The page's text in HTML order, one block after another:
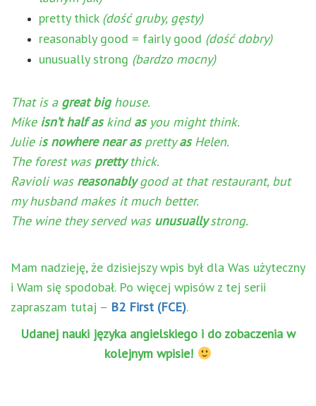
pretty thick (dość gruby, gęsty)
reasonably good = fairly good (dość dobry)
unusually strong (bardzo mocny)
That is a great bighouse.
Mike isn’t half askindasyou might think.
Julie is nowhere near asprettyasHelen.
The forest was prettythick.
Ravioli was reasonablygood at that restaurant, but
my husband makes it much better.
The wine they served was unusuallystrong.
Mam nadzieję, że dzisiejszy wpis był dla Was użyteczny
i Wam się spodobał. Po więcej wpisów z tej serii
zapraszam tutaj – B2 First (FCE).
Udanej nauki języka angielskiego i do zobaczenia w
kolejnym wpisie!